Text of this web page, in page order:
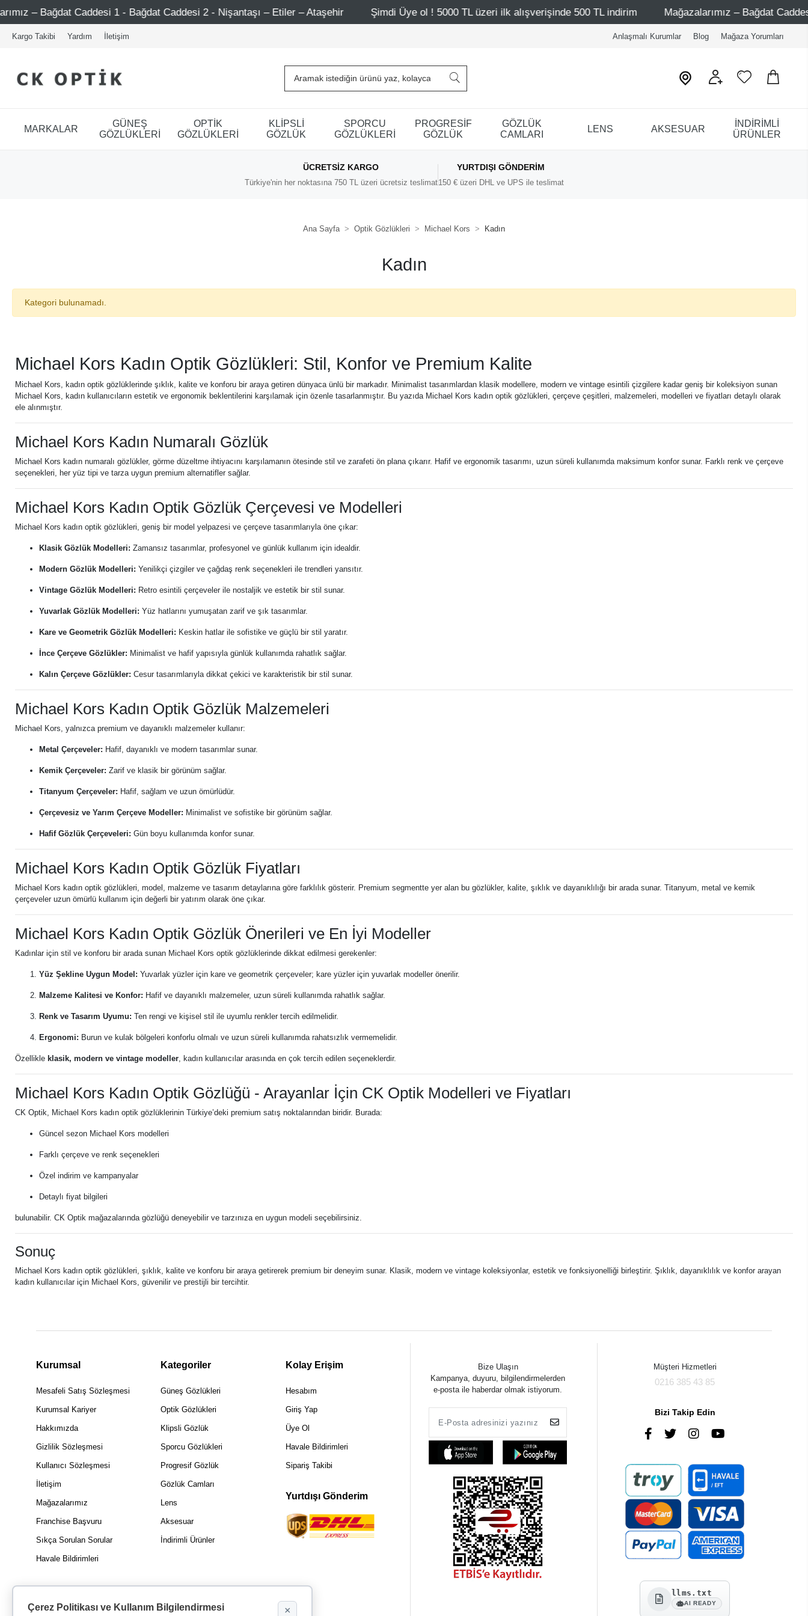
Bağdat Caddesi 1 - Bağdat Caddesi 2 - Nişantaşı – Etiler – Ataşehir Şimdi Üye ol ! 5000 TL üzeri ilk alışverişinde 500 TL indirim Mağazalarımız – Bağdat Caddesi 1 -
Kargo Takibi Yardım İletişim Anlaşmalı Kurumlar Blog Mağaza Yorumları
MARKALAR
GÜNEŞ
GÖZLÜKLERİ
OPTİK
GÖZLÜKLERİ
KLİPSLİ
GÖZLÜK
SPORCU
GÖZLÜKLERİ
PROGRESİF
GÖZLÜK
GÖZLÜK
CAMLARI
LENS AKSESUAR
İNDİRİMLİ
ÜRÜNLER
ÜCRETSIZ KARGO
Türkiye'nin her noktasına 750 TL üzeri ücretsiz teslimat
YURTDIŞI GÖNDERIM
150 € üzeri DHL ve UPS ile teslimat
Ana Sayfa Optik Gözlükleri Michael Kors Kadın
Kadın
Kategori bulunamadı.
Michael Kors Kadın Optik Gözlükleri: Stil, Konfor ve Premium Kalite
Michael Kors, kadın optik gözlüklerinde şıklık, kalite ve konforu bir araya getiren dünyaca ünlü bir markadır. Minimalist tasarımlardan klasik modellere, modern ve vintage esintili çizgilere kadar geniş bir koleksiyon sunan
Michael Kors, kadın kullanıcıların estetik ve ergonomik beklentilerini karşılamak için özenle tasarlanmıştır. Bu yazıda Michael Kors kadın optik gözlükleri, çerçeve çeşitleri, malzemeleri, modelleri ve fiyatları detaylı olarak
ele alınmıştır.
Michael Kors Kadın Numaralı Gözlük
Michael Kors kadın numaralı gözlükler, görme düzeltme ihtiyacını karşılamanın ötesinde stil ve zarafeti ön plana çıkarır. Hafif ve ergonomik tasarımı, uzun süreli kullanımda maksimum konfor sunar. Farklı renk ve çerçeve
seçenekleri, her yüz tipi ve tarza uygun premium alternatifler sağlar.
Michael Kors Kadın Optik Gözlük Çerçevesi ve Modelleri
Michael Kors kadın optik gözlükleri, geniş bir model yelpazesi ve çerçeve tasarımlarıyla öne çıkar:
Klasik Gözlük Modelleri: Zamansız tasarımlar, profesyonel ve günlük kullanım için idealdir.
Modern Gözlük Modelleri: Yenilikçi çizgiler ve çağdaş renk seçenekleri ile trendleri yansıtır.
Vintage Gözlük Modelleri: Retro esintili çerçeveler ile nostaljik ve estetik bir stil sunar.
Yuvarlak Gözlük Modelleri: Yüz hatlarını yumuşatan zarif ve şık tasarımlar.
Kare ve Geometrik Gözlük Modelleri: Keskin hatlar ile sofistike ve güçlü bir stil yaratır.
İnce Çerçeve Gözlükler: Minimalist ve hafif yapısıyla günlük kullanımda rahatlık sağlar.
Kalın Çerçeve Gözlükler: Cesur tasarımlarıyla dikkat çekici ve karakteristik bir stil sunar.
Michael Kors Kadın Optik Gözlük Malzemeleri
Michael Kors, yalnızca premium ve dayanıklı malzemeler kullanır:
Metal Çerçeveler: Hafif, dayanıklı ve modern tasarımlar sunar.
Kemik Çerçeveler: Zarif ve klasik bir görünüm sağlar.
Titanyum Çerçeveler: Hafif, sağlam ve uzun ömürlüdür.
Çerçevesiz ve Yarım Çerçeve Modeller: Minimalist ve sofistike bir görünüm sağlar.
Hafif Gözlük Çerçeveleri: Gün boyu kullanımda konfor sunar.
Michael Kors Kadın Optik Gözlük Fiyatları
Michael Kors kadın optik gözlükleri, model, malzeme ve tasarım detaylarına göre farklılık gösterir. Premium segmentte yer alan bu gözlükler, kalite, şıklık ve dayanıklılığı bir arada sunar. Titanyum, metal ve kemik
çerçeveler uzun ömürlü kullanım için değerli bir yatırım olarak öne çıkar.
Michael Kors Kadın Optik Gözlük Önerileri ve En İyi Modeller
Kadınlar için stil ve konforu bir arada sunan Michael Kors optik gözlüklerinde dikkat edilmesi gerekenler:
Yüz Şekline Uygun Model: Yuvarlak yüzler için kare ve geometrik çerçeveler; kare yüzler için yuvarlak modeller önerilir.
Malzeme Kalitesi ve Konfor: Hafif ve dayanıklı malzemeler, uzun süreli kullanımda rahatlık sağlar.
Renk ve Tasarım Uyumu: Ten rengi ve kişisel stil ile uyumlu renkler tercih edilmelidir.
Ergonomi: Burun ve kulak bölgeleri konforlu olmalı ve uzun süreli kullanımda rahatsızlık vermemelidir.
Özellikle klasik, modern ve vintage modeller, kadın kullanıcılar arasında en çok tercih edilen seçeneklerdir.
Michael Kors Kadın Optik Gözlüğü - Arayanlar İçin CK Optik Modelleri ve Fiyatları
CK Optik, Michael Kors kadın optik gözlüklerinin Türkiye’deki premium satış noktalarından biridir. Burada:
Güncel sezon Michael Kors modelleri
Farklı çerçeve ve renk seçenekleri
Özel indirim ve kampanyalar
Detaylı fiyat bilgileri
bulunabilir. CK Optik mağazalarında gözlüğü deneyebilir ve tarzınıza en uygun modeli seçebilirsiniz.
Sonuç
Michael Kors kadın optik gözlükleri, şıklık, kalite ve konforu bir araya getirerek premium bir deneyim sunar. Klasik, modern ve vintage koleksiyonlar, estetik ve fonksiyonelliği birleştirir. Şıklık, dayanıklılık ve konfor arayan
kadın kullanıcılar için Michael Kors, güvenilir ve prestijli bir tercihtir.
Kurumsal
Mesafeli Satış Sözleşmesi
Kurumsal Kariyer
Hakkımızda
Gizlilik Sözleşmesi
Kullanıcı Sözleşmesi
İletişim
Mağazalarımız
Franchise Başvuru
Sıkça Sorulan Sorular
Havale Bildirimleri
Kategoriler
Güneş Gözlükleri
Optik Gözlükleri
Klipsli Gözlük
Sporcu Gözlükleri
Progresif Gözlük
Gözlük Camları
Lens
Aksesuar
İndirimli Ürünler
Kolay Erişim
Hesabım
Giriş Yap
Üye Ol
Havale Bildirimleri
Sipariş Takibi
Yurtdışı Gönderim
Bize Ulaşın
Kampanya, duyuru, bilgilendirmelerden
e-posta ile haberdar olmak istiyorum.
Müşteri Hizmetleri
0216 385 43 85
Bizi Takip Edin
llms.txt
AI READY
Çerez Politikası ve Kullanım Bilgilendirmesi ×